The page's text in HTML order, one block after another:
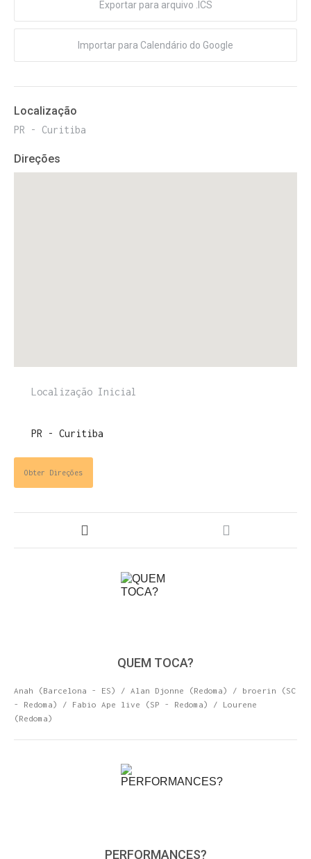
Exportar para arquivo .ICS
Importar para Calendário do Google
Localização
PR - Curitiba
Direções
Obter Direções
QUEM TOCA?
Anah (Barcelona - ES) / Alan Djonne (Redoma) / broerin (SC
- Redoma) / Fabio Ape live (SP - Redoma) / Lourene
(Redoma)
PERFORMANCES?